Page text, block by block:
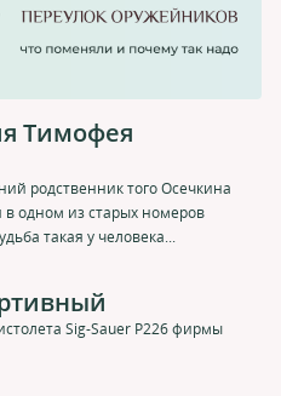
Тимофея
родственник того Осечкина
одном из старых номеров
такая у человека...
Sig-Sauer P226 фирмы